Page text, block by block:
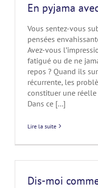
En pyjama
Vous sentez-vous
pensées
Avez-vous
fatigué ou de ne
repos ? Quand ils
récurrente, les
constituer une
Dans ce [...]
Lire la suite
Dis-moi